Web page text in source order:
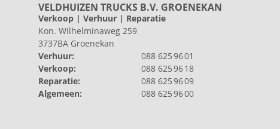
VELDHUIZEN TRUCKS B.V. GROENEKAN
Verkoop | Verhuur | Reparatie
Kon. Wilhelminaweg 259
3737BA Groenekan
Verhuur:
088 625 96 01
Verkoop:
088 625 96 18
Reparatie:
088 625 96 09
Algemeen:
088 625 96 00